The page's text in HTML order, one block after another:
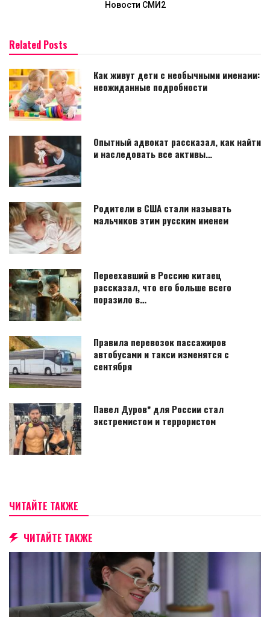
Новости СМИ2
Related Posts
Как живут дети с необычными именами:
неожиданные подробности
Опытный адвокат рассказал, как найти
и наследовать все активы…
Родители в США стали называть
мальчиков этим русским именем
Переехавший в Россию китаец
рассказал, что его больше всего
поразило в…
Правила перевозок пассажиров
автобусами и такси изменятся с
сентября
Павел Дуров* для России стал
экстремистом и террористом
ЧИТАЙТЕ ТАКЖЕ
ЧИТАЙТЕ ТАКЖЕ